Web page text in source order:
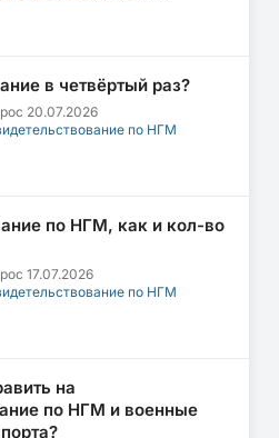
в четвёртый раз?
20.07.2026
по НГМ
по НГМ, как и кол-во
17.07.2026
по НГМ
на
по НГМ и военные